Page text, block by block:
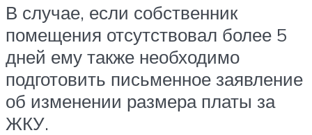
В случае, если собственник
помещения отсутствовал более 5
дней ему также необходимо
подготовить письменное заявление
об изменении размера платы за
ЖКУ.